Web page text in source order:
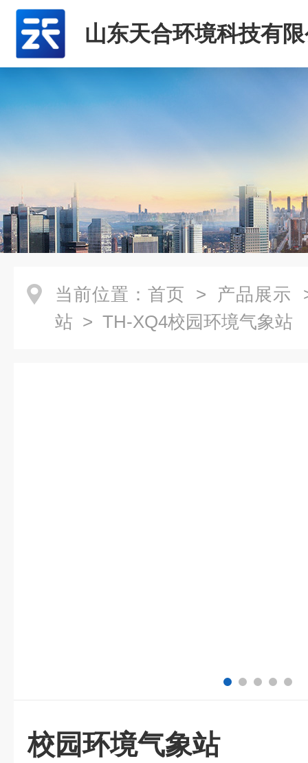
山东天合环境科技有
当前位置： 首页 > 产品展示
站 > TH-XQ4校园环境气象站
校园环境气象站